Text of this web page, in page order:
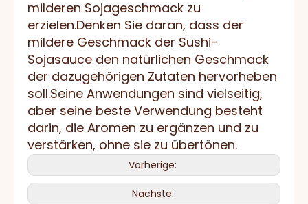
milderen Sojageschmack zu
erzielen.Denken Sie daran, dass der
mildere Geschmack der Sushi-
Sojasauce den natürlichen Geschmack
der dazugehörigen Zutaten hervorheben
soll.Seine Anwendungen sind vielseitig,
aber seine beste Verwendung besteht
darin, die Aromen zu ergänzen und zu
verstärken, ohne sie zu übertönen.
Vorherige:
Nächste: